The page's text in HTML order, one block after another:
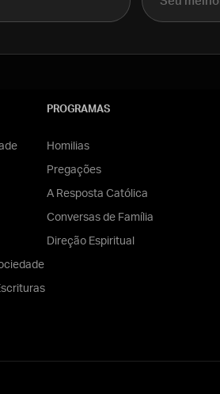
PROGRAMAS
Homilias
Pregações
A Resposta Católica
Conversas de Família
Direção Espiritual